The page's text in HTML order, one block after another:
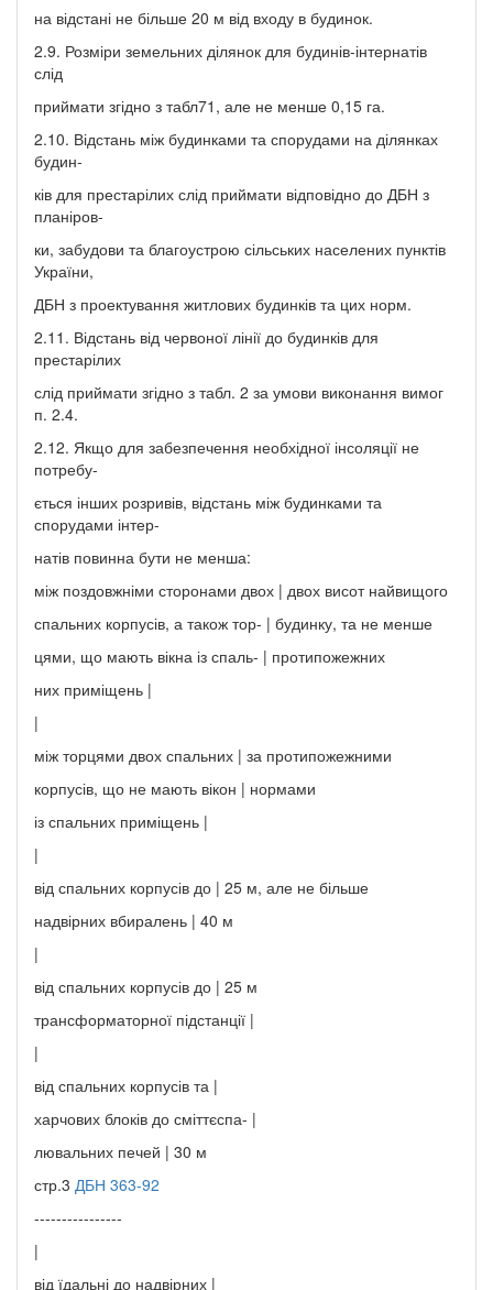
на відстані не більше 20 м від входу в будинок.
2.9. Розміри земельних ділянок для будинів-інтернатів
слід
приймати згідно з табл71, але не менше 0,15 га.
2.10. Відстань між будинками та спорудами на ділянках
будин-
ків для престарілих слід приймати відповідно до ДБН з
планіров-
ки, забудови та благоустрою сільських населених пунктів
України,
ДБН з проектування житлових будинків та цих норм.
2.11. Відстань від червоної лінії до будинків для
престарілих
слід приймати згідно з табл. 2 за умови виконання вимог
п. 2.4.
2.12. Якщо для забезпечення необхідної інсоляції не
потребу-
ється інших розривів, відстань між будинками та
спорудами інтер-
натів повинна бути не менша:
між поздовжніми сторонами двох | двох висот найвищого
спальних корпусів, а також тор- | будинку, та не менше
цями, що мають вікна із спаль- | протипожежних
них приміщень |
|
між торцями двох спальних | за протипожежними
корпусів, що не мають вікон | нормами
із спальних приміщень |
|
від спальних корпусів до | 25 м, але не більше
надвірних вбиралень | 40 м
|
від спальних корпусів до | 25 м
трансформаторної підстанції |
|
від спальних корпусів та |
харчових блоків до сміттєспа- |
лювальних печей | 30 м
стр.3 ДБН 363-92
----------------
|
від їдальні до надвірних |